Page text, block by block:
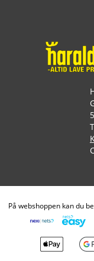
På webshoppen kan du